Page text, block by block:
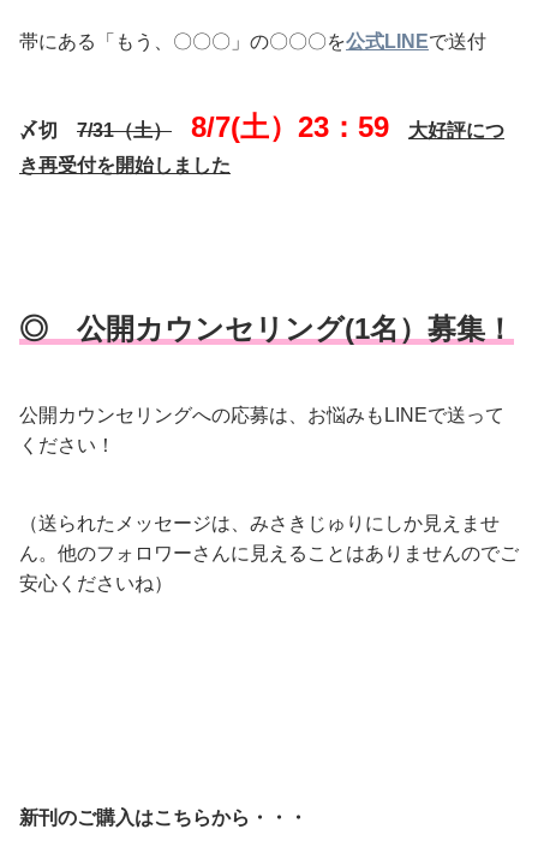
帯にある「もう、〇〇〇」の〇〇〇を公式LINEで送付
〆切 7/31（土） 8/7(土）23：59
大好評につ
き再受付を開始しました
◎ 公開カウンセリング(1名）募集！
公開カウンセリングへの応募は、お悩みもLINEで送って
ください！
（送られたメッセージは、みさきじゅりにしか見えませ
ん。他のフォロワーさんに見えることはありませんのでご
安心くださいね）
新刊のご購入はこちらから・・・